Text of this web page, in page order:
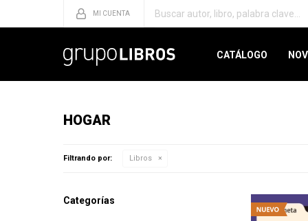
CATÁLOGO
HOGAR
Filtrando por: Libros
Categorías